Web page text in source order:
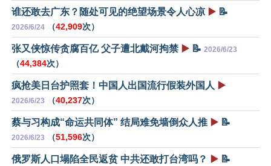
谁还敢去广东？随处可见的绝望场景令人心凉 ▶️ 📝
2026/6/24 （42,909次）
张又侠惊传贪腐百亿 父子遭北戴河拘禁 ▶️ 📝 2026/6/23
（44,384次）
疯抢美日台护照套！中国人出国流行假装外国人 ▶️
2026/6/23 （40,237次）
蔡与习构成“命运共同体” 结局难免墙倒众人推 ▶️ 📝
2026/6/23 （51,596次）
俄罗斯人口塌陷全民返贫 中共还敢打台湾吗？ ▶️ 📝